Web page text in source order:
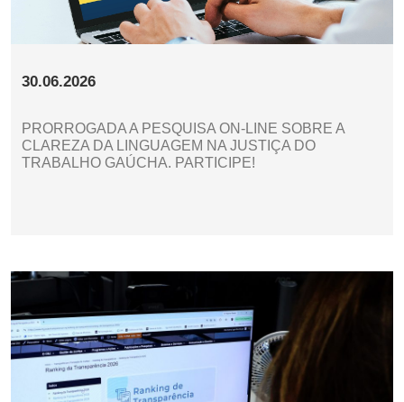
30.06.2026
PRORROGADA A PESQUISA ON-LINE SOBRE A
CLAREZA DA LINGUAGEM NA JUSTIÇA DO
TRABALHO GAÚCHA. PARTICIPE!